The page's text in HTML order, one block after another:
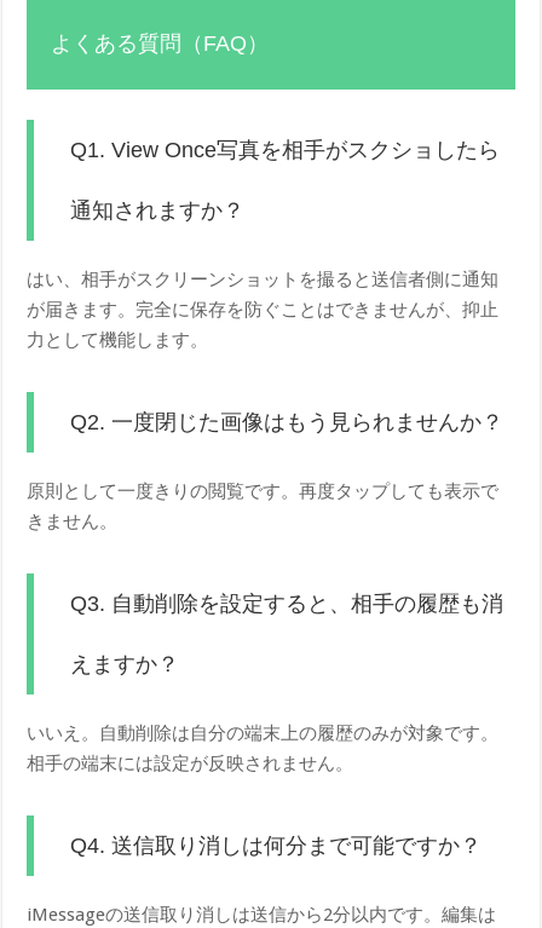
よくある質問（FAQ）
Q1. View Once写真を相手がスクショしたら
通知されますか？
はい、相手がスクリーンショットを撮ると送信者側に通知
が届きます。完全に保存を防ぐことはできませんが、抑止
力として機能します。
Q2. 一度閉じた画像はもう見られませんか？
原則として一度きりの閲覧です。再度タップしても表示で
きません。
Q3. 自動削除を設定すると、相手の履歴も消
えますか？
いいえ。自動削除は自分の端末上の履歴のみが対象です。
相手の端末には設定が反映されません。
Q4. 送信取り消しは何分まで可能ですか？
iMessageの送信取り消しは送信から2分以内です。編集は